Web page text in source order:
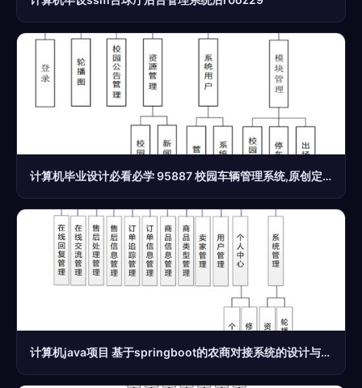
计算机毕业设计必看必学 95887 校园车辆管理系统,原创定制程序, java php python 小程序 文案全套 毕设成品等
计算机java项目 基于springboot的农商对接系统的设计与实现